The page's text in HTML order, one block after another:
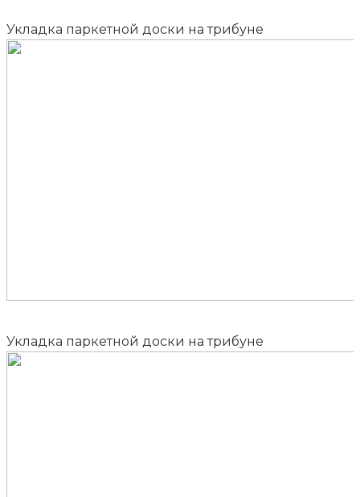
Укладка паркетной доски на трибуне
Укладка паркетной доски на трибуне